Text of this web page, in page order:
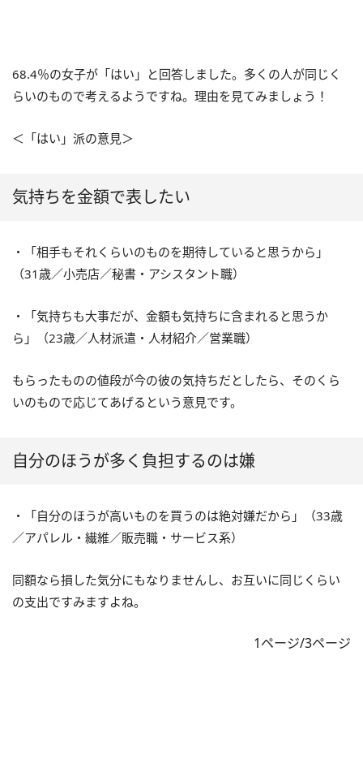
68.4％の女子が「はい」と回答しました。多くの人が同じく
らいのもので考えるようですね。理由を見てみましょう！
＜「はい」派の意見＞
気持ちを金額で表したい
・「相手もそれくらいのものを期待していると思うから」
（31歳／小売店／秘書・アシスタント職）
・「気持ちも大事だが、金額も気持ちに含まれると思うか
ら」（23歳／人材派遣・人材紹介／営業職）
もらったものの値段が今の彼の気持ちだとしたら、そのくら
いのもので応じてあげるという意見です。
自分のほうが多く負担するのは嫌
・「自分のほうが高いものを買うのは絶対嫌だから」（33歳
／アパレル・繊維／販売職・サービス系）
同額なら損した気分にもなりませんし、お互いに同じくらい
の支出ですみますよね。
1ページ/3ページ